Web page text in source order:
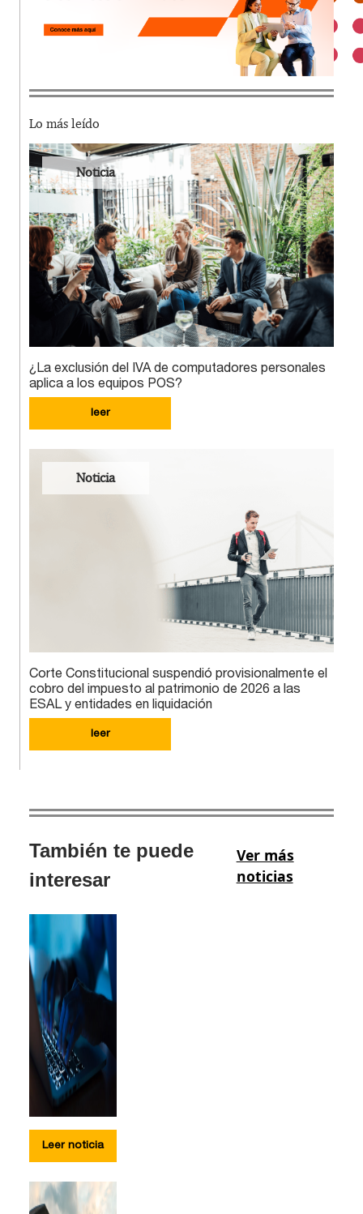
Lo más leído
Noticia
¿La exclusión del IVA de computadores personales
aplica a los equipos POS?
leer
Noticia
Corte Constitucional suspendió provisionalmente el
cobro del impuesto al patrimonio de 2026 a las
ESAL y entidades en liquidación
leer
También te puede
interesar
Ver más
noticias
Leer noticia